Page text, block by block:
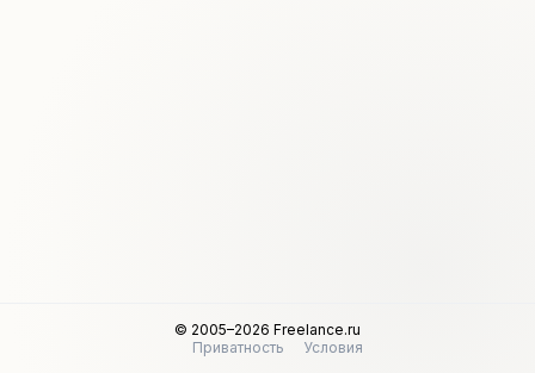
© 2005–2026 Freelance.ru
Приватность
Условия